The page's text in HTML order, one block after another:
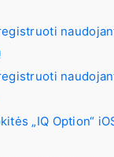
„IQ Option“